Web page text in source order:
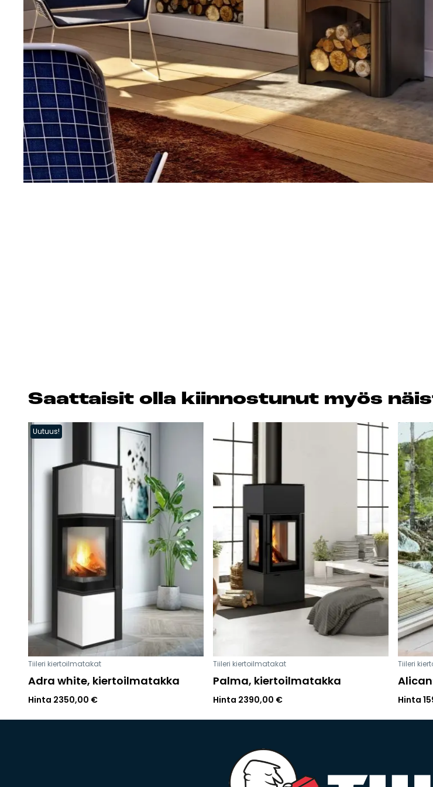
HORMIT
ESITTEET, HINNASTOT
JA OHJEET
TIILERI LASKU
Esitteet, hinnastot ja ohjeet
Tiileri lasku
Kotikäynti
Saat­tai­sit ol­la kiin­nos­tu­nut myös
Uutuus!
Tiileri kiertoilmatakat
Adra white, kiertoilmatakka
Hinta 2350,00 €
Tiileri kiertoilmatakat
Palma, kiertoilmatakka
Hinta 2390,00 €
Tiileri
Hinta